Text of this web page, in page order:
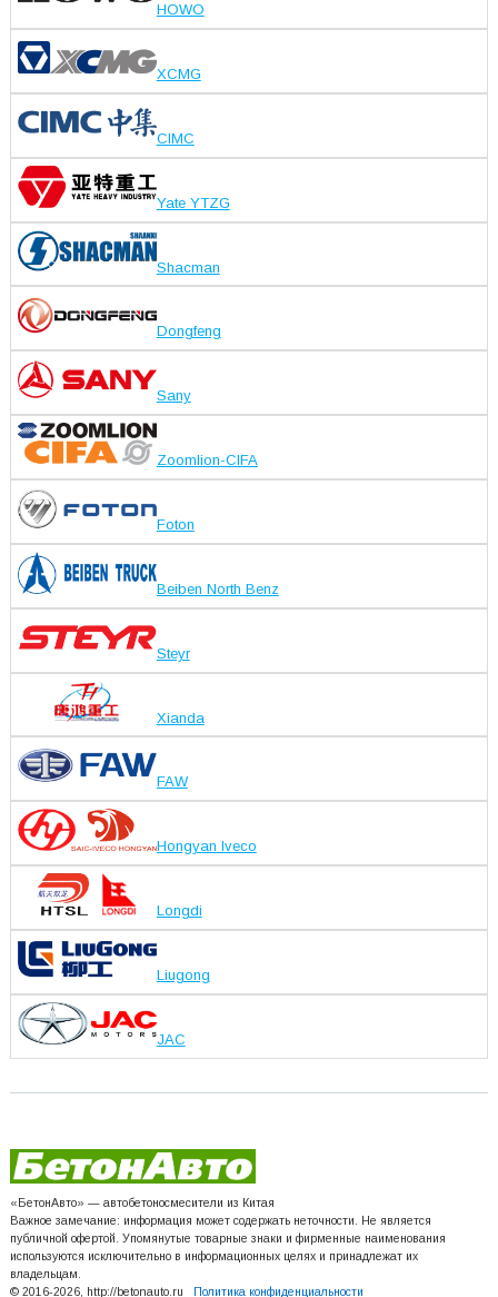
HOWO
XCMG
CIMC
Yate YTZG
Shacman
Dongfeng
Sany
Zoomlion-CIFA
Foton
Beiben North Benz
Steyr
Xianda
FAW
Hongyan Iveco
Longdi
Liugong
JAC
«БетонАвто» — автобетоносмесители из Китая
Важное замечание: информация может содержать неточности. Не является
публичной офертой. Упомянутые товарные знаки и фирменные наименования
используются исключительно в информационных целях и принадлежат их
владельцам.
© 2016-2026, http://betonauto.ru
Политика конфиденциальности